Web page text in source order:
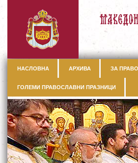
НАСЛОВНА АРХИВА ЗА
ГОЛЕМИ ПРАВОСЛАВНИ ПРАЗНИЦИ